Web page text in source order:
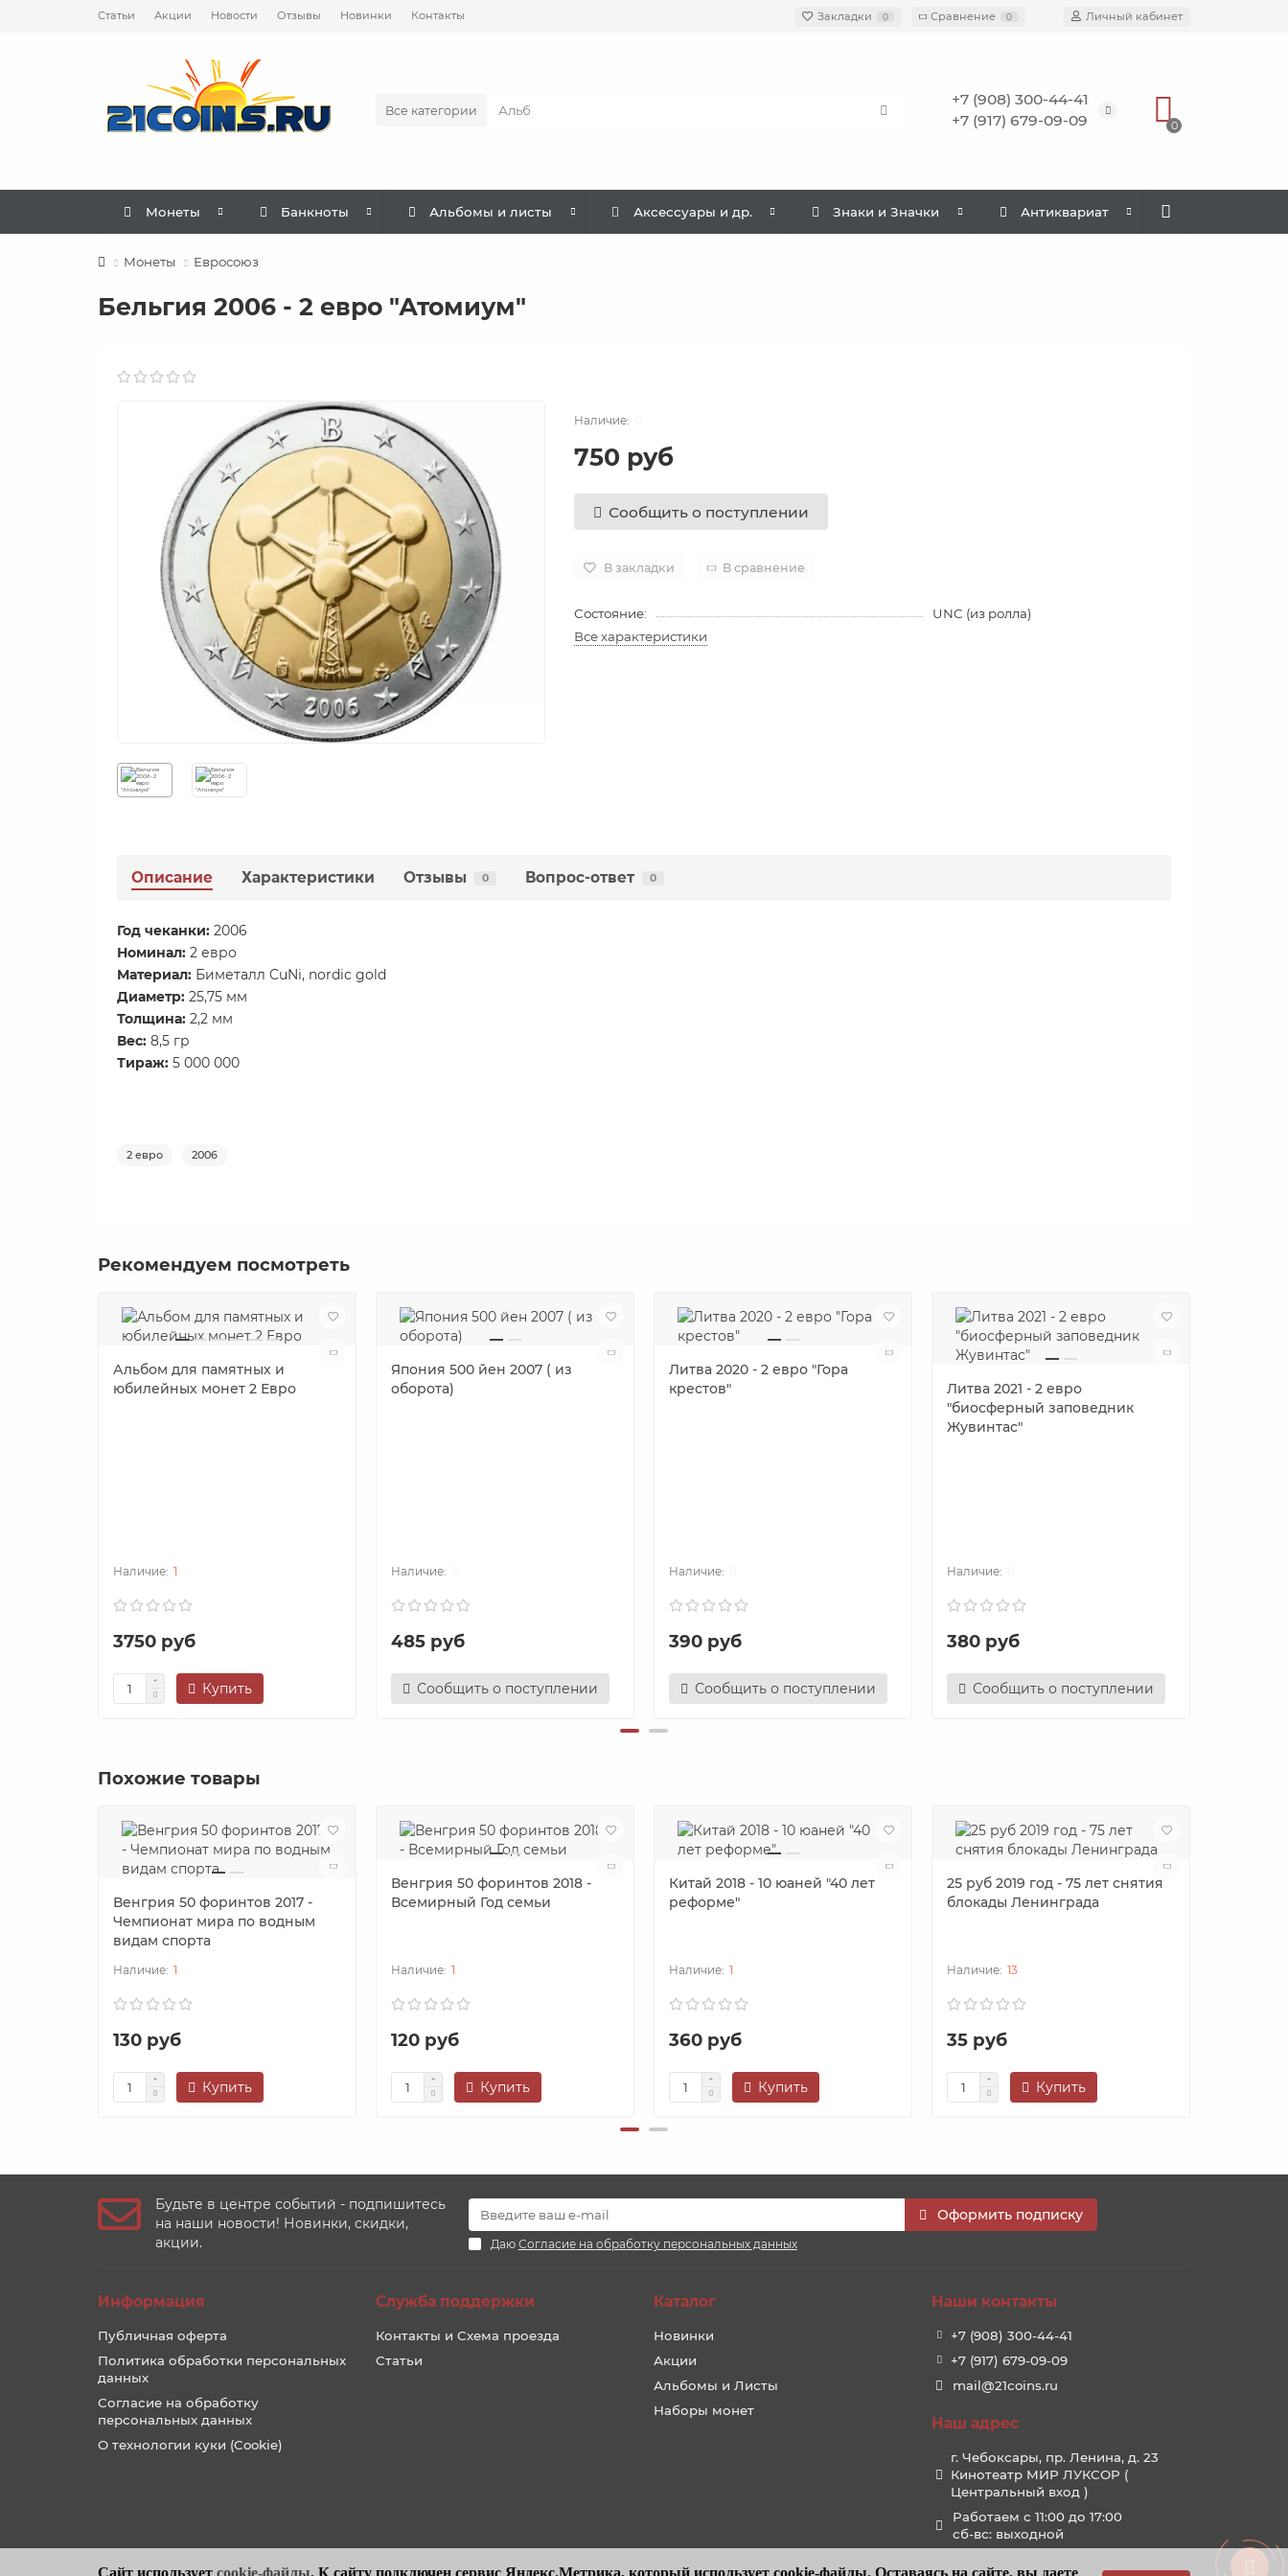
Статьи Акции Новости Отзывы Новинки Контакты Закладки 0 Сравнение 0 Личный кабинет
Все категории
+7 (908) 300-44-41
+7 (917) 679-09-09
0
Монеты Банкноты Альбомы и листы Аксессуары и др. Знаки и Значки Антиквариат
Монеты Евросоюз
Бельгия 2006 - 2 евро "Атомиум"
750 руб
Сообщить о поступлении
В закладки В сравнение
Состояние:
UNC (из ролла)
Все характеристики
Описание Характеристики Отзывы 0 Вопрос-ответ 0
​Год чеканки: 2006
Номинал: 2 евро
Материал: Биметалл CuNi, nordic gold
Диаметр: 25,75 мм
Толщина: 2,2 мм
Вес: 8,5 гр
Тираж: 5 000 000
2 евро 2006
Рекомендуем посмотреть
Альбом для памятных и
юбилейных монет 2 Евро
1
3750 руб
Купить
Япония 500 йен 2007 ( из
оборота)
485 руб
Сообщить о поступлении
Литва 2020 - 2 евро "Гора
крестов"
390 руб
Сообщить о поступлении
Литва 2021 - 2 евро
"биосферный заповедник
Жувинтас"
380 руб
Сообщить о поступлении
Похожие товары
Венгрия 50 форинтов 2017 -
Чемпионат мира по водным
видам спорта
1
130 руб
Купить
Венгрия 50 форинтов 2018 -
Всемирный Год семьи
1
120 руб
Купить
Китай 2018 - 10 юаней "40 лет
реформе"
1
360 руб
Купить
25 руб 2019 год - 75 лет снятия
блокады Ленинграда
13
35 руб
Купить
Сайт использует cookie-файлы. К cайту подключен сервис Яндекс.Метрика, который использует cookie-файлы. Оставаясь на сайте, вы даете
Будьте в центре событий - подпишитесь
на наши новости! Новинки, скидки,
акции.
Оформить подписку
Даю Согласие на обработку персональных данных
Информация
Публичная оферта
Политика обработки персональных
данных
Согласие на обработку
персональных данных
О технологии куки (Cookie)
Служба поддержки
Контакты и Схема проезда
Статьи
Каталог
Новинки
Акции
Альбомы и Листы
Наборы монет
Наши контакты
+7 (908) 300-44-41
+7 (917) 679-09-09
mail@21coins.ru
Наш адрес
г. Чебоксары, пр. Ленина, д. 23
Кинотеатр МИР ЛУКСОР (
Центральный вход )
Работаем с 11:00 до 17:00
сб-вс: выходной